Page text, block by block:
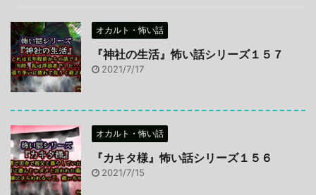
オカルト・怖い話
『神社の生活』怖い話シリーズ１５７
2021/7/17
オカルト・怖い話
『カキタ様』怖い話シリーズ１５６
2021/7/15